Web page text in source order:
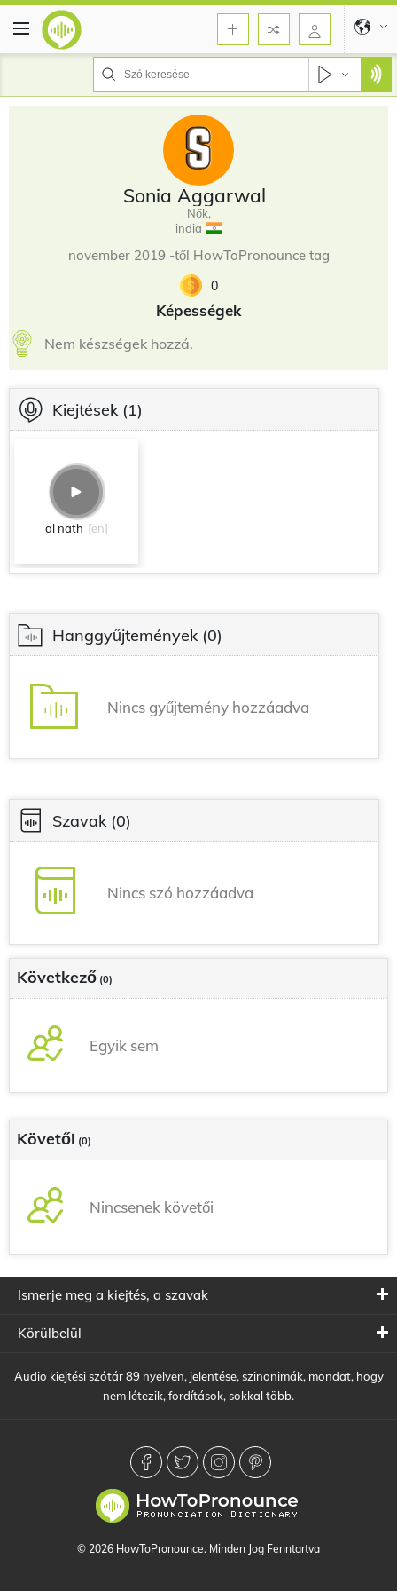
Sonia Aggarwal
Nők,
india
november 2019 -től HowToPronounce tag
0
Képességek
Nem készségek hozzá.
Kiejtések (1)
al nath [en]
Hanggyűjtemények (0)
Nincs gyűjtemény hozzáadva
Szavak (0)
Nincs szó hozzáadva
Következő (0)
Egyik sem
Követői (0)
Nincsenek követői
Ismerje meg a kiejtés, a szavak
Körülbelül
Audio kiejtési szótár 89 nyelven, jelentése, szinonimák, mondat, hogy
nem létezik, fordítások, sokkal több.
© 2026 HowToPronounce. Minden Jog Fenntartva